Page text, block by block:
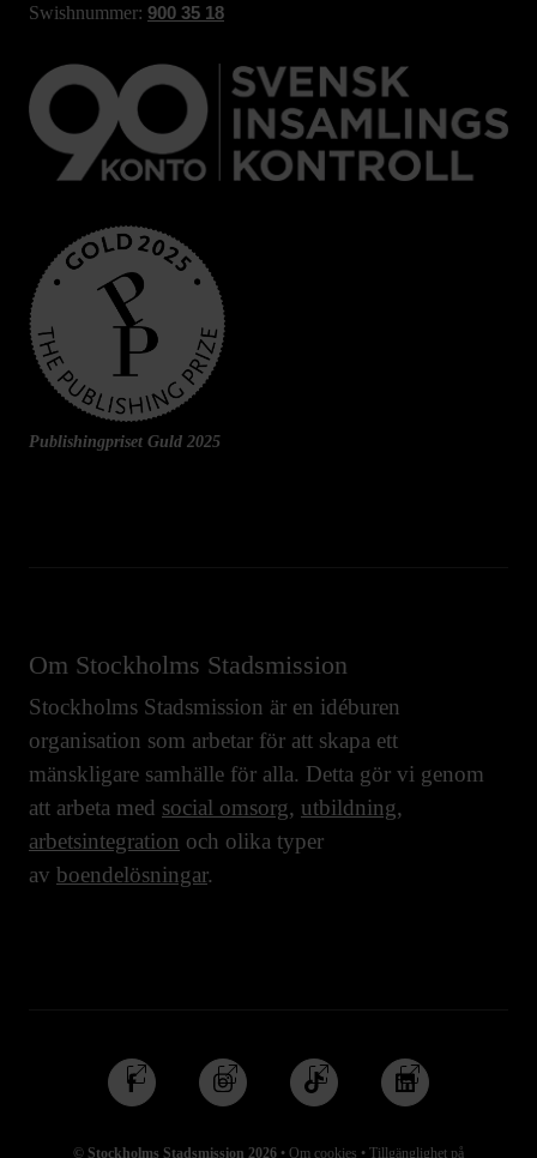
Swishnummer: 900 35 18
Publishingpriset Guld 2025
Om Stockholms Stadsmission
Stockholms Stadsmission är en idéburen
organisation som arbetar för att skapa ett
mänskligare samhälle för alla. Detta gör vi genom
att arbeta med social omsorg, utbildning,
arbetsintegration och olika typer
av boendelösningar.
© Stockholms Stadsmission 2026 • Om cookies • Tillgänglighet på
Följ
oss
Följ
oss
Följ
oss
Följ
oss